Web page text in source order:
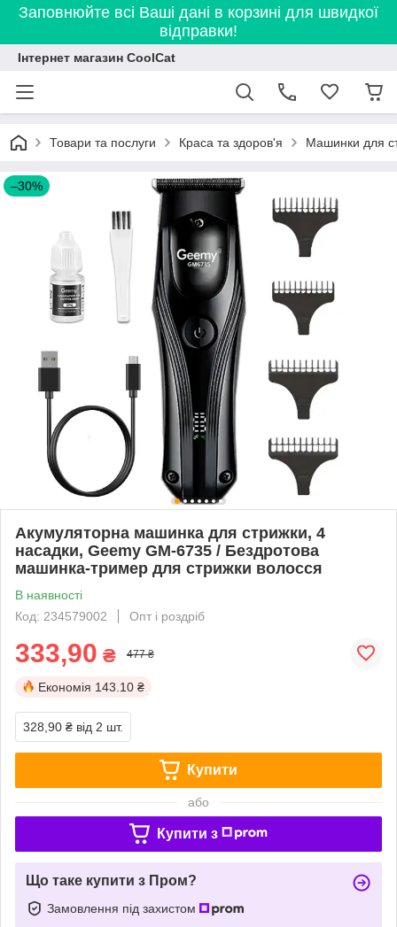
Заповнюйте всі Ваші дані в корзині для швидкої
відправки!
Інтернет магазин CoolCat
Товари та послуги Краса та здоров'я Машинки для
–30%
Акумуляторна машинка для стрижки, 4
насадки, Geemy GM-6735 / Бездротова
машинка-тример для стрижки волосся
В наявності
Код: 234579002
Опт і роздріб
333,90 ₴ 477 ₴
Економія 143.10 ₴
328,90 ₴ від 2 шт.
Купити
або
Купити з
Що таке купити з Пром?
Замовлення під захистом